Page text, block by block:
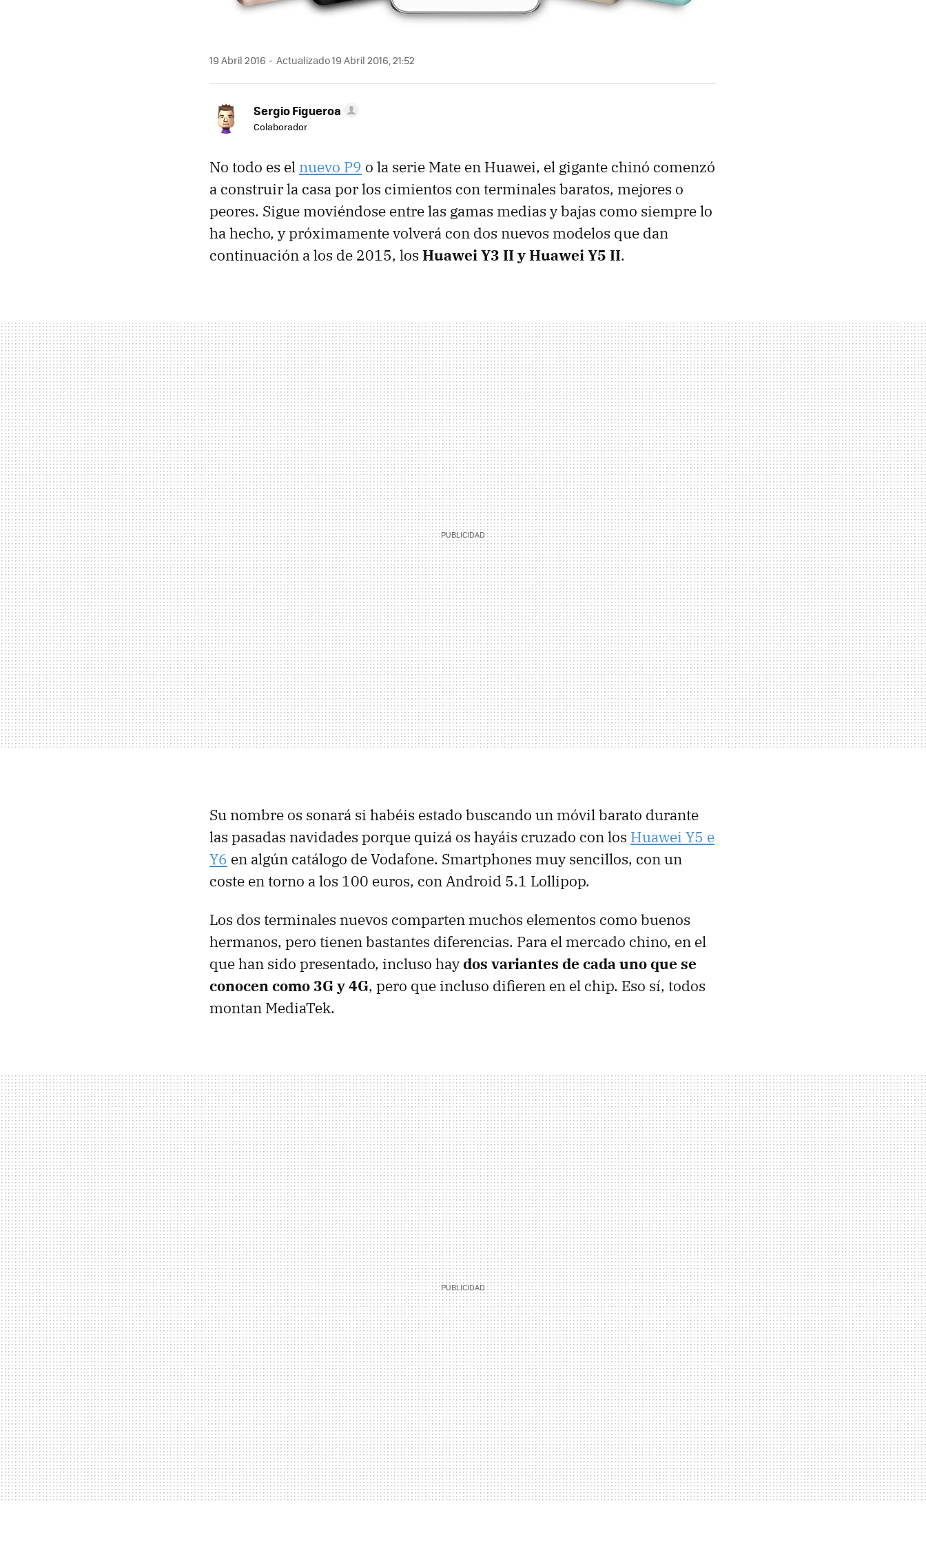
19 Abril 2016 Actualizado 19 Abril 2016, 21:52
Sergio Figueroa
Colaborador
No todo es el nuevo P9 o la serie Mate en Huawei, el gigante chinó comenzó
a construir la casa por los cimientos con terminales baratos, mejores o
peores. Sigue moviéndose entre las gamas medias y bajas como siempre lo
ha hecho, y próximamente volverá con dos nuevos modelos que dan
continuación a los de 2015, los Huawei Y3 II y Huawei Y5 II.
Su nombre os sonará si habéis estado buscando un móvil barato durante
las pasadas navidades porque quizá os hayáis cruzado con los Huawei Y5 e
Y6 en algún catálogo de Vodafone. Smartphones muy sencillos, con un
coste en torno a los 100 euros, con Android 5.1 Lollipop.
Los dos terminales nuevos comparten muchos elementos como buenos
hermanos, pero tienen bastantes diferencias. Para el mercado chino, en el
que han sido presentado, incluso haydos variantes de cada uno que se
conocen como 3G y 4G, pero que incluso difieren en el chip. Eso sí, todos
montan MediaTek.